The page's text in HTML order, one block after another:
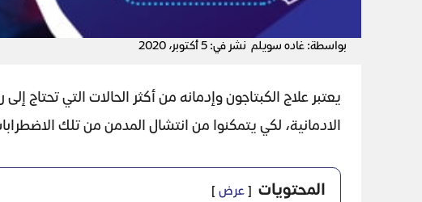
بواسطة: غاده سويلم نشر في: 5 أكتوبر، 2020
يعتبر علاج الكبتاجون وإدمانه من أكثر الحالات التي تحتاج
الادمانية، لكي يتمكنوا من انتشال المدمن من تلك
المحتويات عرض